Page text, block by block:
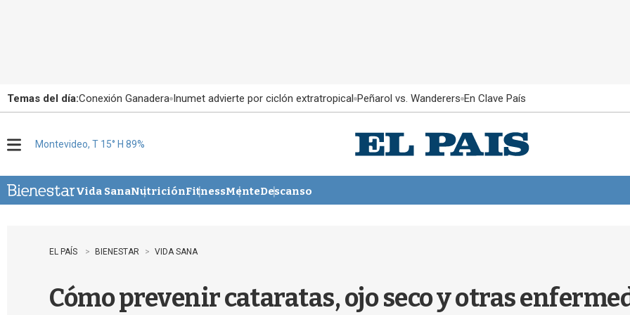
Temas del día:Conexión Ganadera Inumet advierte por ciclón extratropical Peñarol vs. Wanderers En Clave País
u
Montevideo, T 15° H 89%
Vida SanaNutriciónFitnessMenteDescanso
EL PAÍS BIENESTAR VIDA SANA
Cómo prevenir cataratas, ojo seco y otras